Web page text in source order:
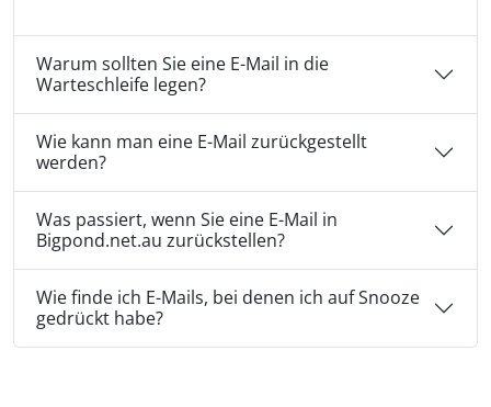
Warum sollten Sie eine E-Mail in die
Warteschleife legen?
Wie kann man eine E-Mail zurückgestellt
werden?
Was passiert, wenn Sie eine E-Mail in
Bigpond.net.au zurückstellen?
Wie finde ich E-Mails, bei denen ich auf Snooze
gedrückt habe?